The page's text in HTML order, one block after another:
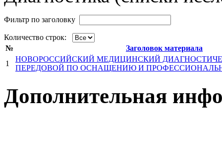
Фильтр по заголовку
Количество строк:
№
Заголовок материала
1
НОВОРОССИЙСКИЙ МЕДИЦИНСКИЙ
ПЕРЕДОВОЙ ПО ОСНАЩЕНИЮ И
Дополнительная